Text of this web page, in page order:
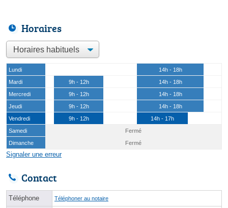
Horaires
Lundi
14h - 18h
Mardi
9h - 12h
14h - 18h
Mercredi
9h - 12h
14h - 18h
Jeudi
9h - 12h
14h - 18h
Vendredi
9h - 12h
14h - 17h
Samedi
Fermé
Dimanche
Fermé
Signaler une erreur
Contact
Téléphone Téléphoner au notaire